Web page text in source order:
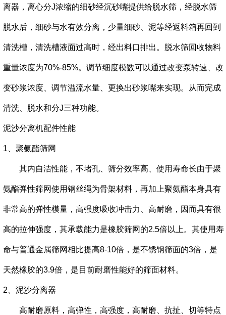
离器，离心分J浓缩的细砂经沉砂嘴提供给脱水筛，经脱水筛
脱水后，细砂与水有效分离，少量细砂、泥等经返料箱再回到
清洗槽，清洗槽液面过高时，经出料口排出。脱水筛回收物料
重量浓度为70%-85%。调节细度模数可以通过改变泵转速、改
变砂浆浓度、调节溢流水量、更换出砂浆嘴来实现。从而完成
清洗、脱水和分J三种功能。
泥沙分离机配件性能
1、聚氨酯筛网
其内自洁性能，不堵孔、筛分效率高、使用寿命长由于聚
氨酯弹性筛网使用钢丝绳为骨架材料，再加上聚氨酯本身具有
非常高的弹性模量，高强度吸收冲击力、高耐磨，因而具有很
高的拉伸强度，其承载能力是橡胶筛网的2.5倍以上。其使用寿
命与普通金属筛网相比提高8-10倍，是不锈钢筛面的3倍，是
天然橡胶的3.9倍，是目前耐磨性能好的筛面材料。
2、泥沙分离器
高耐磨原料，高弹性，高强度，高耐磨、抗扯、切等特点